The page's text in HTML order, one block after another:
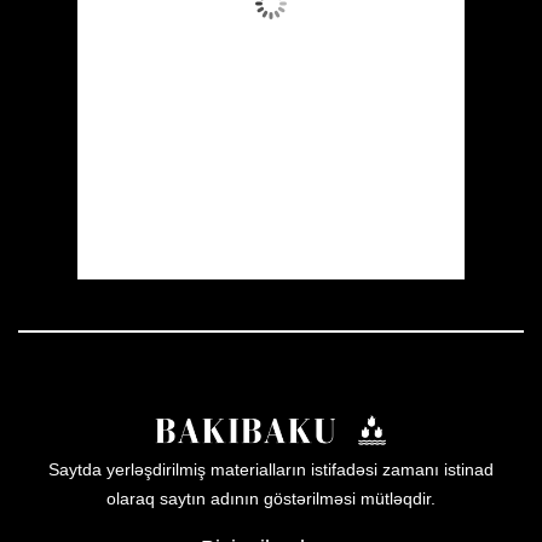
Saytda yerləşdirilmiş materialların istifadəsi zamanı istinad
olaraq saytın adının göstərilməsi mütləqdir.